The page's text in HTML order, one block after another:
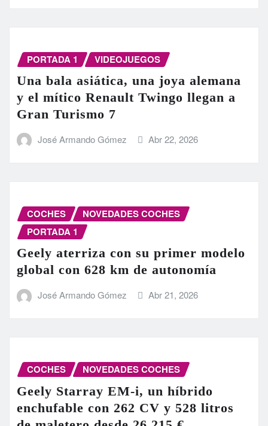
PORTADA 1 VIDEOJUEGOS
Una bala asiática, una joya alemana
y el mítico Renault Twingo llegan a
Gran Turismo 7
José Armando Gómez Abr 22, 2026
COCHES
NOVEDADES COCHES
PORTADA 1
Geely aterriza con su primer modelo
global con 628 km de autonomía
José Armando Gómez Abr 21, 2026
COCHES NOVEDADES COCHES
Geely Starray EM-i, un híbrido
enchufable con 262 CV y 528 litros